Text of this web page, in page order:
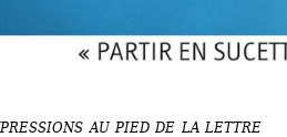
AU PIED DE LA LETTRE